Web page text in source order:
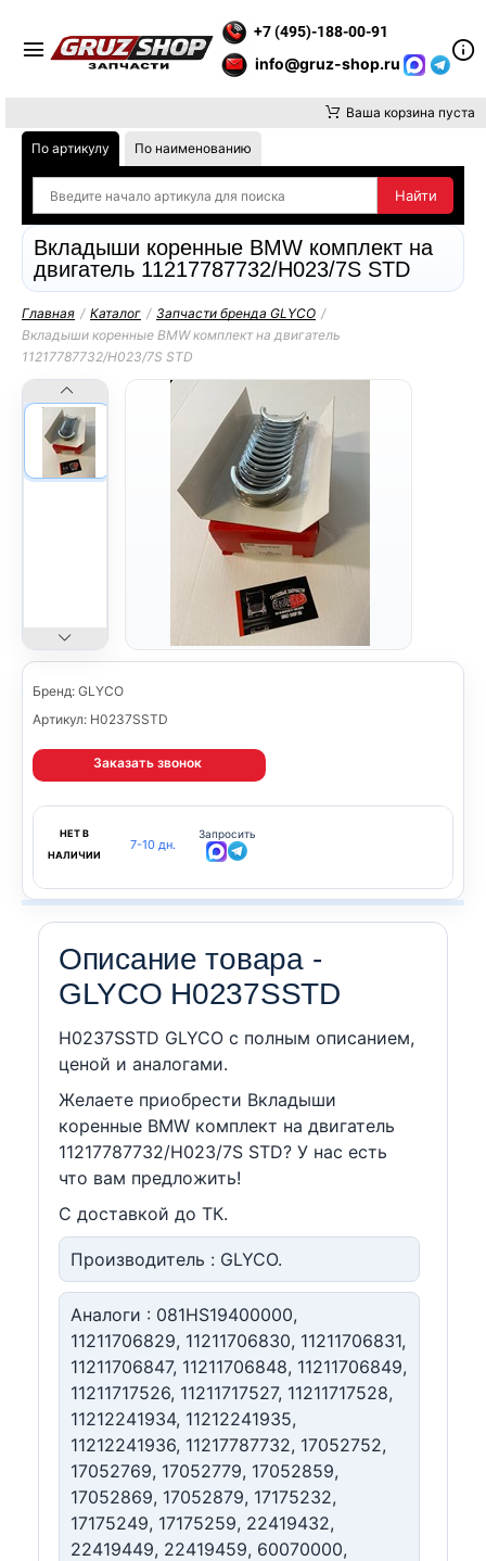
+7 (495)-188-00-91
info@gruz-shop.ru
Ваша корзина пуста
По артикулу По наименованию
Вкладыши коренные BMW комплект на
двигатель 11217787732/H023/7S STD
Главная / Каталог / Запчасти бренда GLYCO /
Вкладыши коренные BMW комплект на двигатель
11217787732/H023/7S STD
Бренд: GLYCO
Артикул: H0237SSTD
Заказать звонок
НЕТ В
НАЛИЧИИ
7-10 дн.
Запросить
Описание товара -
GLYCO H0237SSTD
H0237SSTD GLYCO c полным описанием,
ценой и аналогами.
Желаете приобрести Вкладыши
коренные BMW комплект на двигатель
11217787732/H023/7S STD? У нас есть
что вам предложить!
С доставкой до ТК.
Производитель : GLYCO.
Аналоги : 081HS19400000,
11211706829, 11211706830, 11211706831,
11211706847, 11211706848, 11211706849,
11211717526, 11211717527, 11211717528,
11212241934, 11212241935,
11212241936, 11217787732, 17052752,
17052769, 17052779, 17052859,
17052869, 17052879, 17175232,
17175249, 17175259, 22419432,
22419449, 22419459, 60070000,